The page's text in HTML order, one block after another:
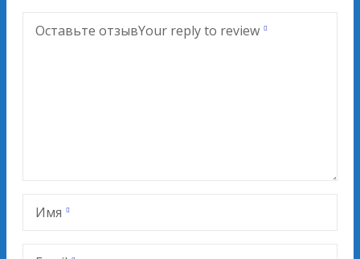
Оставьте отзывYour reply to review
Имя